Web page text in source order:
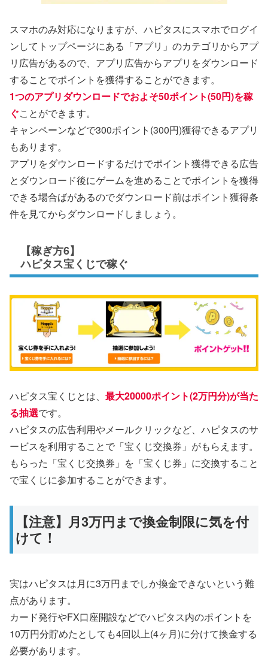
スマホのみ対応になりますが、ハピタスにスマホでログイ
ンしてトップページにある「アプリ」のカテゴリからアプ
リ広告があるので、アプリ広告からアプリをダウンロード
することでポイントを獲得することができます。
1つのアプリダウンロードでおよそ50ポイント(50円)を稼
ぐことができます。
キャンペーンなどで300ポイント(300円)獲得できるアプリ
もあります。
アプリをダウンロードするだけでポイント獲得できる広告
とダウンロード後にゲームを進めることでポイントを獲得
できる場合ばがあるのでダウンロード前はポイント獲得条
件を見てからダウンロードしましょう。
【稼ぎ方6】
ハピタス宝くじで稼ぐ
ハピタス宝くじとは、 最大20000ポイント(2万円分)が当た
る抽選です。
ハピタスの広告利用やメールクリックなど、ハピタスのサ
ービスを利用することで「宝くじ交換券」がもらえます。
もらった「宝くじ交換券」を「宝くじ券」に交換すること
で宝くじに参加することができます。
【注意】月3万円まで換金制限に気を付
けて！
実はハピタスは月に3万円までしか換金できないという難
点があります。
カード発行やFX口座開設などでハピタス内のポイントを
10万円分貯めたとしても4回以上(4ヶ月)に分けて換金する
必要があります。